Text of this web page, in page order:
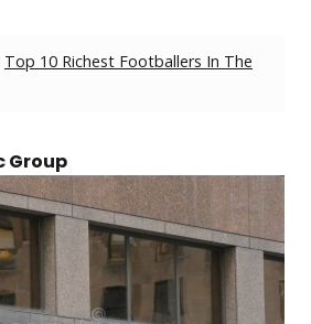
Top 10 Richest Footballers In The
Group